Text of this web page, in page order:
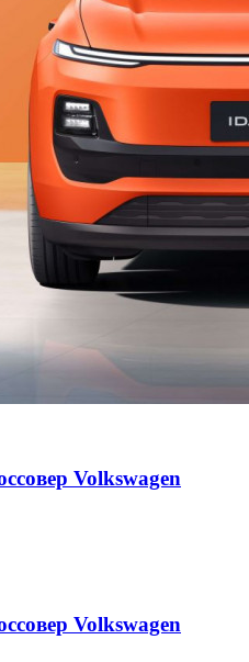
Volkswagen
Volkswagen